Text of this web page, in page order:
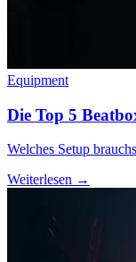
Equipment
Die Top 5
Welches Setup
Weiterlesen →